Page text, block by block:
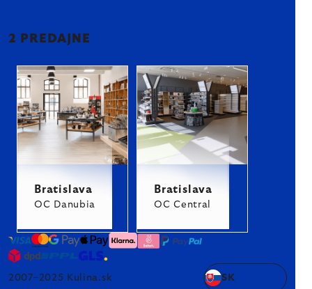
2 PREDAJNE
Bratislava
OC Danubia
Bratislava
OC Central
2007–2025 Kulina.sk SK